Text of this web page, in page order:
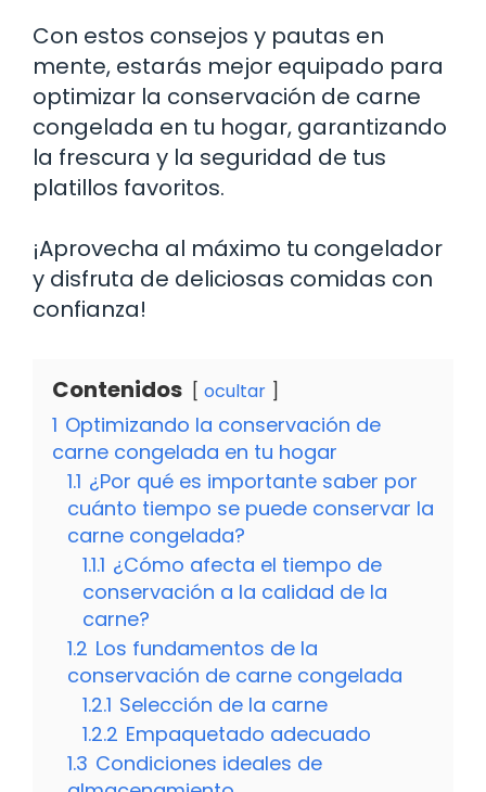
Con estos consejos y pautas en
mente, estarás mejor equipado para
optimizar la conservación de carne
congelada en tu hogar, garantizando
la frescura y la seguridad de tus
platillos favoritos.
¡Aprovecha al máximo tu congelador
y disfruta de deliciosas comidas con
confianza!
Contenidos ocultar
1 Optimizando la conservación de
carne congelada en tu hogar
1.1 ¿Por qué es importante saber por
cuánto tiempo se puede conservar la
carne congelada?
1.1.1 ¿Cómo afecta el tiempo de
conservación a la calidad de la
carne?
1.2 Los fundamentos de la
conservación de carne congelada
1.2.1 Selección de la carne
1.2.2 Empaquetado adecuado
1.3 Condiciones ideales de